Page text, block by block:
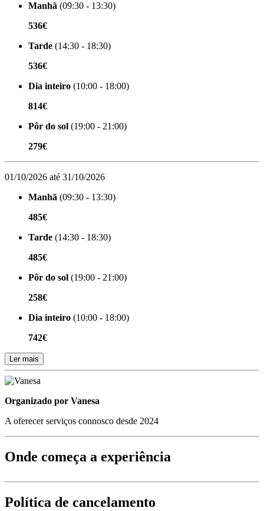
Manhã (09:30 - 13:30)
536€
Tarde (14:30 - 18:30)
536€
Dia inteiro (10:00 - 18:00)
814€
Pôr do sol (19:00 - 21:00)
279€
01/10/2026 até 31/10/2026
Manhã (09:30 - 13:30)
485€
Tarde (14:30 - 18:30)
485€
Pôr do sol (19:00 - 21:00)
258€
Dia inteiro (10:00 - 18:00)
742€
Ler mais
Organizado por
Organizado por Vanesa
A oferecer serviços connosco desde 2024
Onde começa a experiência
Política de cancelamento